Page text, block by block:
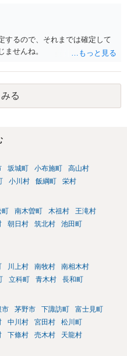
するので、それまでは確定して
せんね。
る
坂城町 小布施町
高山村
小川村 飯綱町 栄村
町 南木曽町 木祖村
王滝村
朝日村 筑北村
池田町
川上村 南牧村
南相木村
立科町 青木村 長和町
市 茅野市 下諏訪町
富士見町
中川村 宮田村
松川町
下條村 売木村
天龍村